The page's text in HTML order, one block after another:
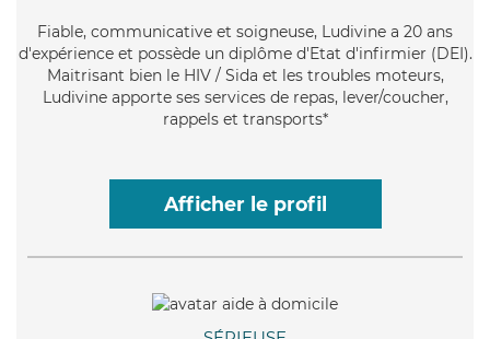
Fiable, communicative et soigneuse, Ludivine a 20 ans
d'expérience et possède un diplôme d'Etat d'infirmier (DEI).
Maitrisant bien le HIV / Sida et les troubles moteurs,
Ludivine apporte ses services de repas, lever/coucher,
rappels et transports*
Afficher le profil